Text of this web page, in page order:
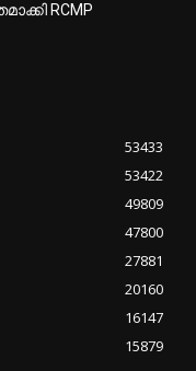
RCMP
53433
53422
49809
47800
27881
20160
16147
15879